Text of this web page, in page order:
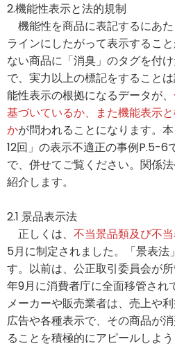
2.機能性表示と法的規制
機能性を商品に表記するにあ
ラインにしたがって表示するこ
ない商品に「消臭」のタグを付
で、実力以上の標記をすること
能性表示の根拠になるデータが、
基づいているか、また機能表示
かが問われることになります。
12回」の表示不適正の事例P.5-6
で、併せてご覧ください。関係
紹介します。
2.1 景品表示法
正しくは、 不当景品類及び不
5月に制定されました。「景表法
す。以前は、公正取引委員会が
年9月に消費者庁に全面移管され
メーカーや販売業者は、売上や
広告や各種表示で、その商品が
ることを積極的にアピールしよ